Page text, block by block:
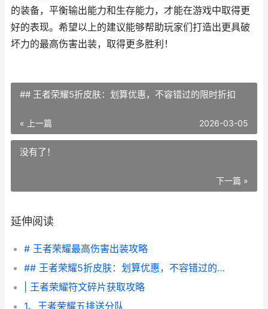
的装备，平衡输出能力和生存能力，才能在游戏中取得更
好的表现。希望以上的建议能够帮助玩家们打造出更具破
坏力的最高伤害出装，取得更多胜利！
## 王者荣耀5折皮肤：划算优惠，不容错过的限时折扣
« 上一篇 2026-03-05
没有了！
下一篇 »
延伸阅读
# 王者荣耀最高伤害出装攻略
## 王者荣耀5折皮肤：划算优惠，不容错过的限时折扣
| 王者荣耀符文碎片获取攻略
1、王者荣耀五排送分队